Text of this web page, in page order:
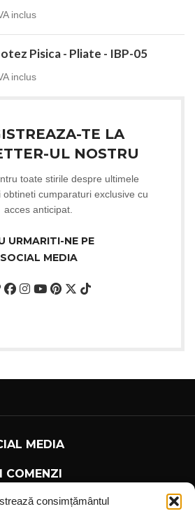
consimțământul
inclus
Pisica - Pliate - IBP-05
inclus
TE LA
UL NOSTRU
toate stirile despre ultimele
obtineti cumparaturi exclusive cu
acces anticipat.
URMARITI-NE PE
SOCIAL MEDIA
MEDIA
COMENZI